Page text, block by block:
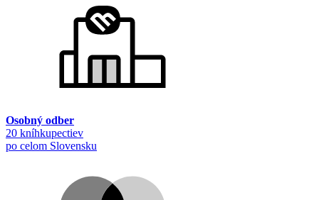
Osobný odber
20 kníhkupectiev
po celom Slovensku